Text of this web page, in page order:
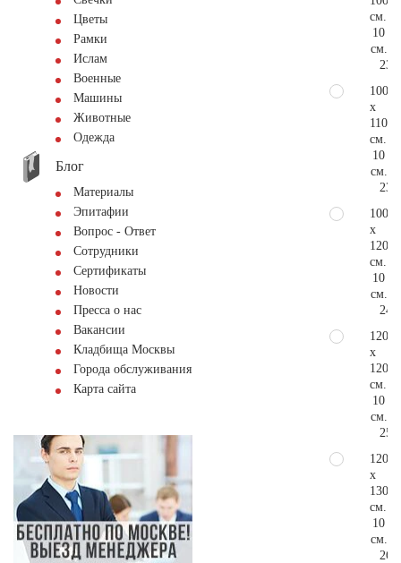
Цветы
Рамки
Ислам
Военные
Машины
Животные
Одежда
Блог
Материалы
Эпитафии
Вопрос - Ответ
Сотрудники
Сертификаты
Новости
Пресса о нас
Вакансии
Кладбища Москвы
Города обслуживания
Карта сайта
см.
10
см.
100
x
110
см.
10
см.
100
x
120
см.
10
см.
120
x
120
см.
10
см.
120
x
130
см.
10
см.